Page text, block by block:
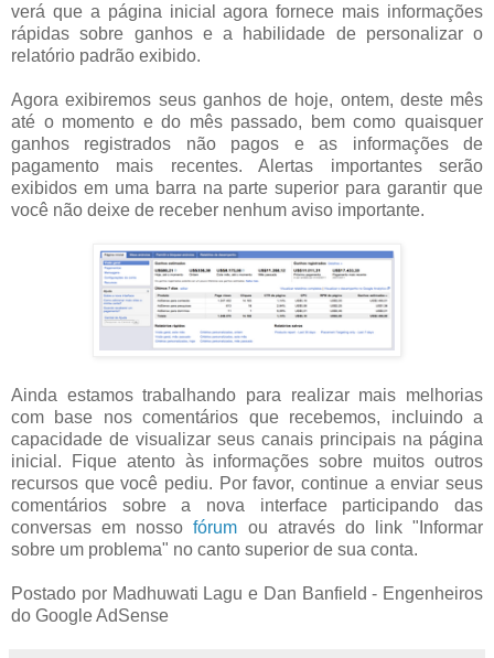
verá que a página inicial agora fornece mais informações
rápidas sobre ganhos e a habilidade de personalizar o
relatório padrão exibido.
Agora exibiremos seus ganhos de hoje, ontem, deste mês
até o momento e do mês passado, bem como quaisquer
ganhos registrados não pagos e as informações de
pagamento mais recentes. Alertas importantes serão
exibidos em uma barra na parte superior para garantir que
você não deixe de receber nenhum aviso importante.
Ainda estamos trabalhando para realizar mais melhorias
com base nos comentários que recebemos, incluindo a
capacidade de visualizar seus canais principais na página
inicial. Fique atento às informações sobre muitos outros
recursos que você pediu. Por favor, continue a enviar seus
comentários sobre a nova interface participando das
conversas em nossofórum ou através do link "Informar
sobre um problema" no canto superior de sua conta.
Postado por Madhuwati Lagu e Dan Banfield - Engenheiros
do Google AdSense